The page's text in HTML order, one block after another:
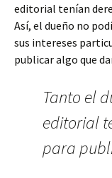
editorial tenían
Así, el dueño no
sus intereses
publicar algo que
Tanto el
editorial
para